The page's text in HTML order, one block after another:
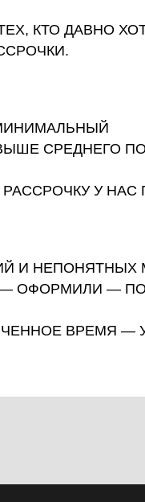
ПО РЫНКУ
У НАС